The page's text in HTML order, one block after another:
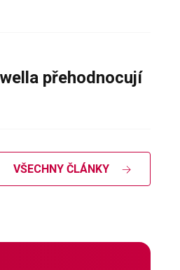
přehodnocují
VŠECHNY ČLÁNKY